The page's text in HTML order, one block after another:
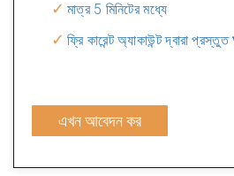
মাত্র 5 মিনিটের মধ্যে
ফ্রি কারেন্ট অ্যাকাউন্ট দ্বারা প্রস্তুত
এখন আবেদন কর